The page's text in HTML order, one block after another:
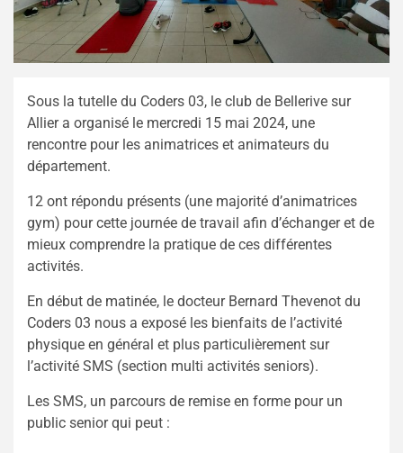
Sous la tutelle du Coders 03, le club de Bellerive sur
Allier a organisé le mercredi 15 mai 2024, une
rencontre pour les animatrices et animateurs du
département.
12 ont répondu présents (une majorité d’animatrices
gym) pour cette journée de travail afin d’échanger et de
mieux comprendre la pratique de ces différentes
activités.
En début de matinée, le docteur Bernard Thevenot du
Coders 03 nous a exposé les bienfaits de l’activité
physique en général et plus particulièrement sur
l’activité SMS (section multi activités seniors).
Les SMS, un parcours de remise en forme pour un
public senior qui peut :